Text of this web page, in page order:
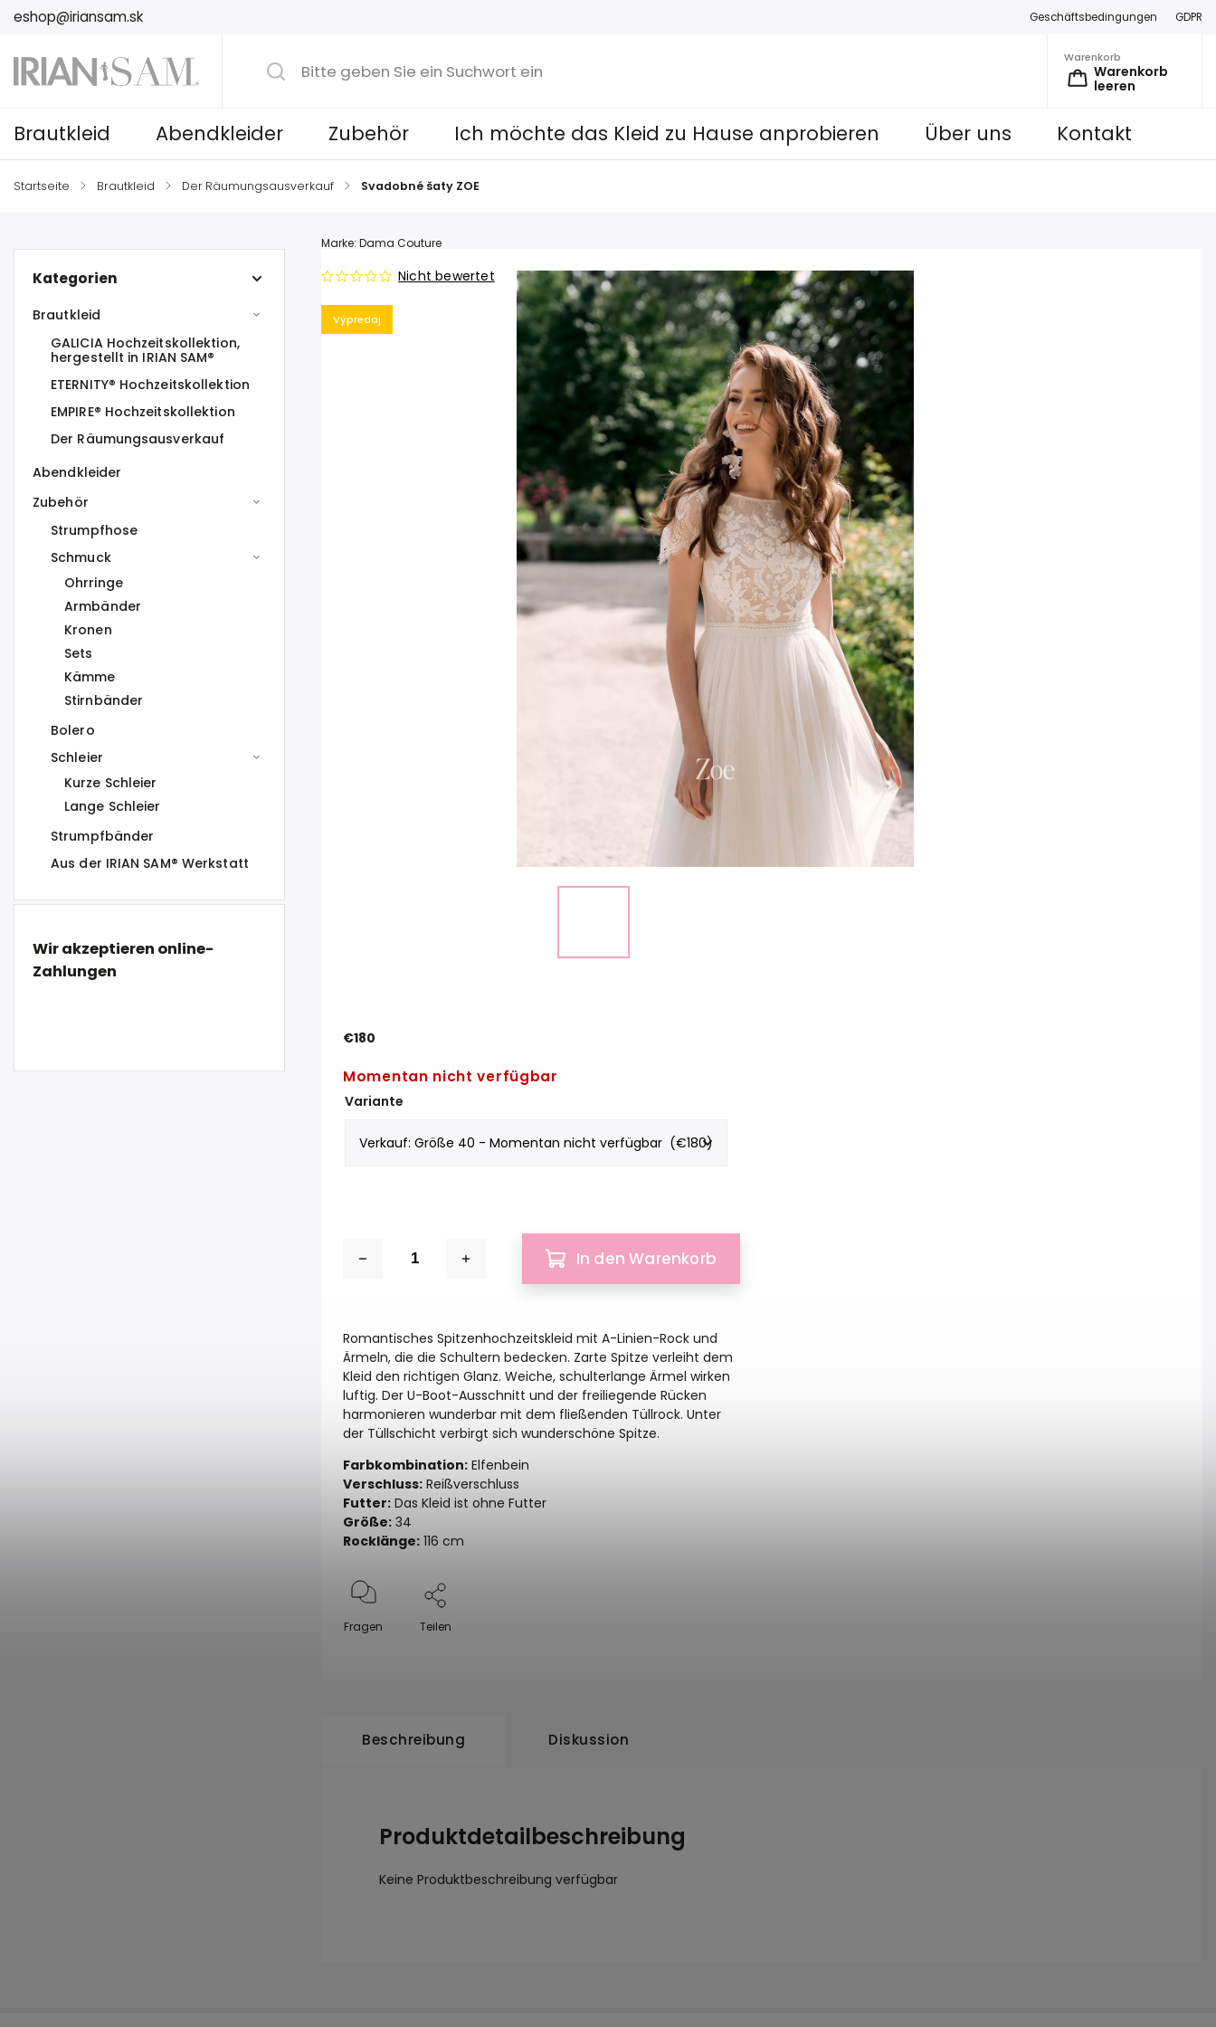
eshop@iriansam.sk Geschäftsbedingungen GDPR
Warenkorb
Warenkorb
leeren
Brautkleid Abendkleider Zubehör Ich möchte das Kleid zu Hause anprobieren Über uns Kontakt
Startseite / Brautkleid / Der Räumungsausverkauf / Svadobné šaty ZOE
Kategorien
Brautkleid
GALICIA Hochzeitskollektion,
hergestellt in IRIAN SAM®
ETERNITY® Hochzeitskollektion
EMPIRE® Hochzeitskollektion
Der Räumungsausverkauf
Abendkleider
Zubehör
Strumpfhose
Schmuck
Ohrringe
Armbänder
Kronen
Sets
Kämme
Stirnbänder
Bolero
Schleier
Kurze Schleier
Lange Schleier
Strumpfbänder
Aus der IRIAN SAM® Werkstatt
Wir akzeptieren online-
Zahlungen
Výpredaj
Nicht bewertet
Marke: Dama Couture
€180
Momentan nicht verfügbar
Variante
In den Warenkorb
Romantisches Spitzenhochzeitskleid mit A-Linien-Rock und
Ärmeln, die die Schultern bedecken. Zarte Spitze verleiht dem
Kleid den richtigen Glanz. Weiche, schulterlange Ärmel wirken
luftig. Der U-Boot-Ausschnitt und der freiliegende Rücken
harmonieren wunderbar mit dem fließenden Tüllrock. Unter
der Tüllschicht verbirgt sich wunderschöne Spitze.
Farbkombination: Elfenbein
Verschluss: Reißverschluss
Futter: Das Kleid ist ohne Futter
Größe: 34
Rocklänge: 116 cm
Fragen Teilen
Beschreibung Diskussion
Produktdetailbeschreibung
Keine Produktbeschreibung verfügbar